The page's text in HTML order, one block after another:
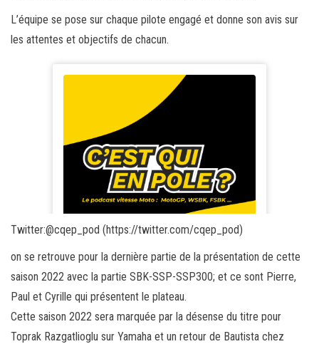
L’équipe se pose sur chaque pilote engagé et donne son avis sur
les attentes et objectifs de chacun.
Twitter:@cqep_pod (https://twitter.com/cqep_pod)
on se retrouve pour la dernière partie de la présentation de cette
saison 2022 avec la partie SBK-SSP-SSP300; et ce sont Pierre,
Paul et Cyrille qui présentent le plateau.
Cette saison 2022 sera marquée par la désense du titre pour
Toprak Razgatlioglu sur Yamaha et un retour de Bautista chez